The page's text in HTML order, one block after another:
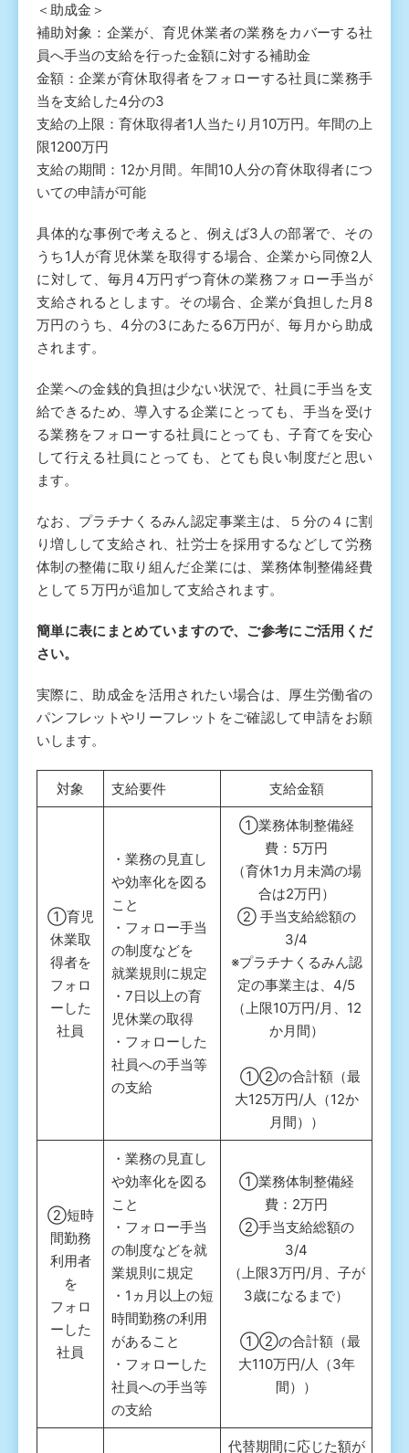
＜助成金＞
補助対象：企業が、育児休業者の業務をカバーする社
員へ手当の支給を行った金額に対する補助金
金額：企業が育休取得者をフォローする社員に業務手
当を支給した4分の3
支給の上限：育休取得者1人当たり月10万円。年間の上
限1200万円
支給の期間：12か月間。年間10人分の育休取得者につ
いての申請が可能
具体的な事例で考えると、例えば3人の部署で、その
うち1人が育児休業を取得する場合、企業から同僚2人
に対して、毎月4万円ずつ育休の業務フォロー手当が
支給されるとします。その場合、企業が負担した月8
万円のうち、4分の3にあたる6万円が、毎月から助成
されます。
企業への金銭的負担は少ない状況で、社員に手当を支
給できるため、導入する企業にとっても、手当を受け
る業務をフォローする社員にとっても、子育てを安心
して行える社員にとっても、とても良い制度だと思い
ます。
なお、プラチナくるみん認定事業主は、５分の４に割
り増しして支給され、社労士を採用するなどして労務
体制の整備に取り組んだ企業には、業務体制整備経費
として５万円が追加して支給されます。
簡単に表にまとめていますので、ご参考にご活用くだ
さい。
実際に、助成金を活用されたい場合は、厚生労働省の
パンフレットやリーフレットをご確認して申請をお願
いします。
対象 支給要件 支給金額
①育児
休業取
得者を
フォロ
ーした
社員
・業務の見直し
や効率化を図る
こと
・フォロー手当
の制度などを
就業規則に規定
・7日以上の育
児休業の取得
・フォローした
社員への手当等
の支給
①業務体制整備経
費：5万円
（育休1カ月未満の場
合は2万円）
② 手当支給総額の
3/4
※プラチナくるみん認
定の事業主は、4/5
（上限10万円/月、12
か月間）
①②の合計額（最
大125万円/人（12か
月間））
②短時
間勤務
利用者
を
フォロ
ーした
社員
・業務の見直し
や効率化を図る
こと
・フォロー手当
の制度などを就
業規則に規定
・1ヵ月以上の短
時間勤務の利用
があること
・フォローした
社員への手当等
の支給
①業務体制整備経
費：2万円
②手当支給総額の
3/4
（上限3万円/月、子が
3歳になるまで）
①②の合計額（最
大110万円/人（3年
間））
代替期間に応じた額が